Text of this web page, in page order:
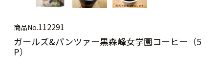
商品No.112291
ガールズ&パンツァー黒森峰女学園コーヒー（5
P）